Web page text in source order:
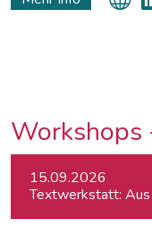
Workshops
15.09.2026
Textwerkstatt: Aus